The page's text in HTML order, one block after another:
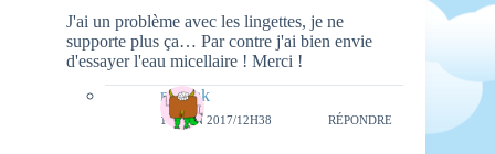
J'ai un problème avec les lingettes, je ne
supporte plus ça… Par contre j'ai bien envie
d'essayer l'eau micellaire ! Merci !
natieak
18 JUIN 2017/12H38 RÉPONDRE